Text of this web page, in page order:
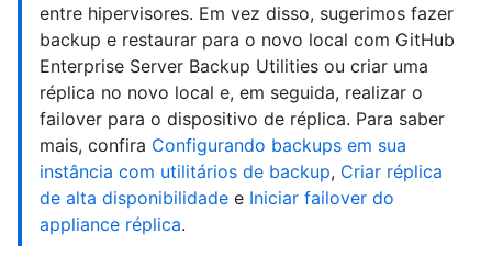
entre hipervisores. Em vez disso, sugerimos fazer
backup e restaurar para o novo local com GitHub
Enterprise Server Backup Utilities ou criar uma
réplica no novo local e, em seguida, realizar o
failover para o dispositivo de réplica. Para saber
mais, confira Configurando backups em sua
instância com utilitários de backup, Criar réplica
de alta disponibilidade e Iniciar failover do
appliance réplica.